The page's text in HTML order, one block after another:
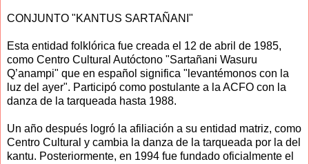
CONJUNTO "KANTUS SARTAÑANI"
Esta entidad folklórica fue creada el 12 de abril de 1985,
como Centro Cultural Autóctono "Sartañani Wasuru
Q’anampi" que en español significa "levantémonos con la
luz del ayer". Participó como postulante a la ACFO con la
danza de la tarqueada hasta 1988.
Un año después logró la afiliación a su entidad matriz, como
Centro Cultural y cambia la danza de la tarqueada por la del
kantu. Posteriormente, en 1994 fue fundado oficialmente el